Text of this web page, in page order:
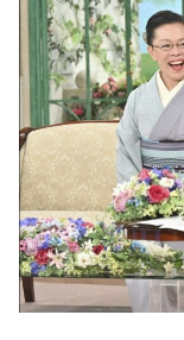
news おかえり
河合＆A.B.C-
（news おかえ
DAIGOも台所
本日はダイア
朝だ！生です
教えて！ニュ
ＬＩＦＥ～夢
新婚さんいら